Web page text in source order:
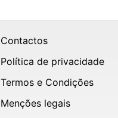
Contactos
Política de privacidade
Termos e Condições
Menções legais